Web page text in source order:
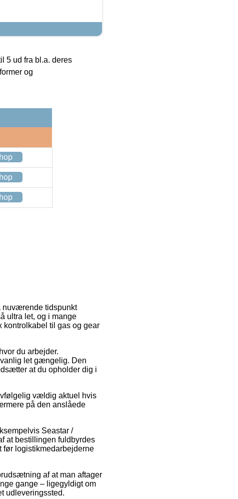
5 ud fra bl.a. deres
og
nuværende tidspunkt
ultra let, og i mange
til gas og gear
du arbejder.
let gængelig. Den
at du opholder dig i
vældig aktuel hvis
på den anslåede
Seastar /
at bestillingen fuldbyrdes
før logistikmedarbejderne
af at man aftager
gange – ligegyldigt om
udleveringssted.